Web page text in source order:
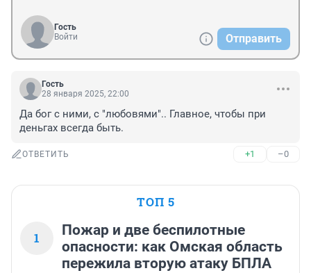
Гость
Войти
Отправить
Гость
28 января 2025, 22:00
Да бог с ними, с "любовями".. Главное, чтобы при
деньгах всегда быть.
ОТВЕТИТЬ +1 –0
ТОП 5
1
Пожар и две беспилотные
опасности: как Омская область
пережила вторую атаку БПЛА